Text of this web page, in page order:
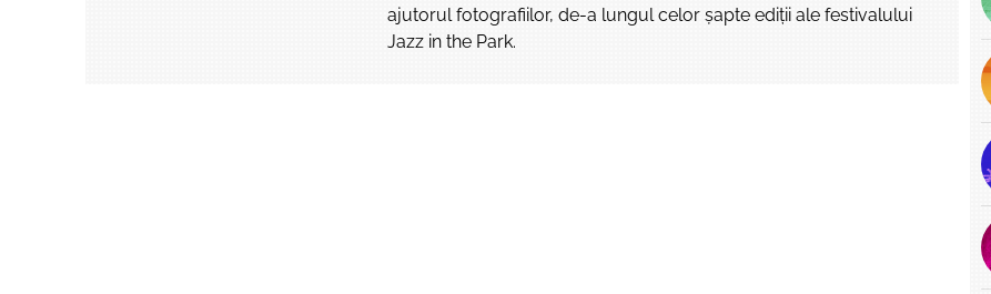
ajutorul fotografiilor, de-a lungul celor șapte ediții ale festivalului
Jazz in the Park.